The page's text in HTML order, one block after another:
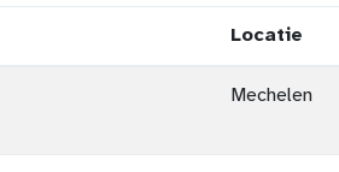
Locatie
Mechelen